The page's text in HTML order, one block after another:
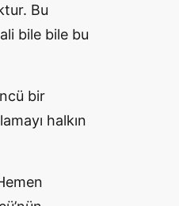
Bu
bile bile bu
bir
halkın